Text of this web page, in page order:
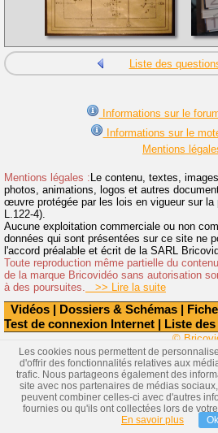
Vidéos Dossiers & Schémas
Test de connexion Internet
Liste des
Liste des
Informations sur le
Informations sur le
Mentions
Mentions légales : Le contenu, textes,
photos, animations, logos et autres
œuvre protégée par les lois en vigueur sur la
L.122-4).
Aucune exploitation commerciale ou non
données qui sont présentées sur ce site ne
l'accord préalable et écrit de la SARL
Toute reproduction même partielle du
de la marque Bricovidéo sans autorisation
à des poursuites. >> Lire la suite
©
Les cookies nous permettent de
d'offrir des fonctionnalités relatives aux
trafic. Nous partageons également des
site avec nos partenaires de médias
peuvent combiner celles-ci avec d'autres
fournies ou qu'ils ont collectées lors de
En savoir plus
Ok